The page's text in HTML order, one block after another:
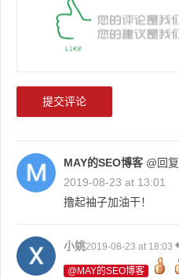
MAY的SEO博客 @回复
2019-08-23 at 13:01
撸起袖子加油干！
小姚2019-08-23 at 18:03
@MAY的SEO博客